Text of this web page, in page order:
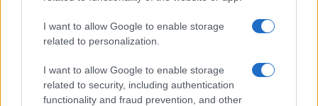
I want to allow Google to enable storage
related to personalization.
I want to allow Google to enable storage
related to security, including authentication
functionality and fraud prevention, and other
maggio e giugno), però domani chissà. “Vedremo
se ci sono situazioni che richiedono nuove
misure”, ha detto Boileaur. Speriamo che i futuri
viropiddininon prendano ispirazione.